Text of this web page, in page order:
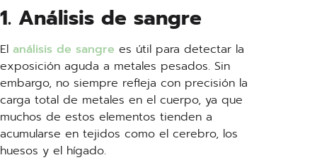
1. Análisis de sangre
El análisis de sangre es útil para detectar la
exposición aguda a metales pesados. Sin
embargo, no siempre refleja con precisión la
carga total de metales en el cuerpo, ya que
muchos de estos elementos tienden a
acumularse en tejidos como el cerebro, los
huesos y el hígado.